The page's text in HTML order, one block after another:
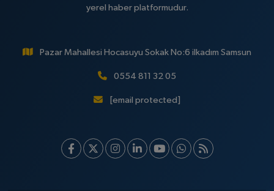
yerel haber platformudur.
Pazar Mahallesi Hocasuyu Sokak No:6 ilkadım Samsun
0554 811 32 05
[email protected]